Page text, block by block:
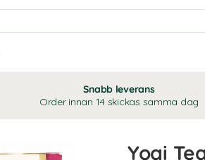
Snabb leverans
Order innan 14 skickas samma dag
Yogi